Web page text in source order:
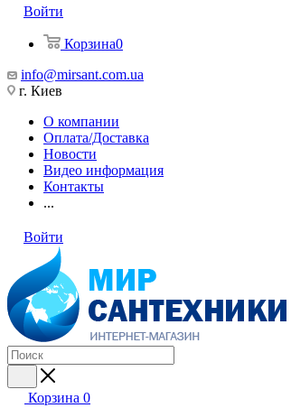
Войти
Корзина0
info@mirsant.com.ua
г. Киев
О компании
Оплата/Доставка
Новости
Видео информация
Контакты
...
Войти
Корзина 0